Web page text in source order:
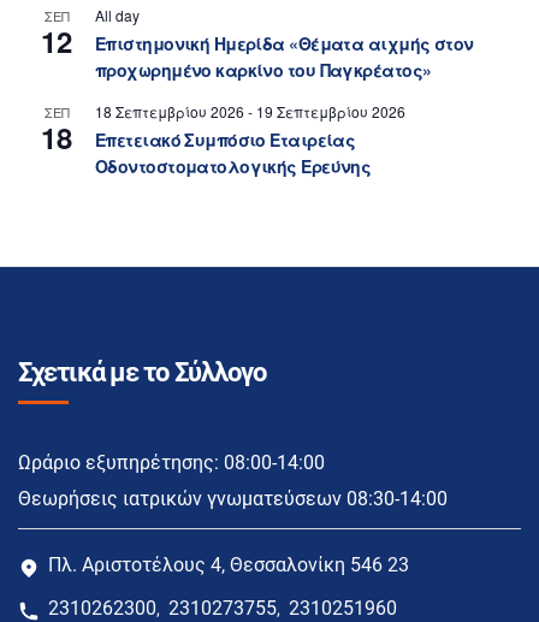
ΣΕΠ
12
All day
Επιστημονική Ημερίδα «Θέματα αιχμής στον
προχωρημένο καρκίνο του Παγκρέατος»
ΣΕΠ
18
18 Σεπτεμβρίου 2026 - 19 Σεπτεμβρίου 2026
Επετειακό Συμπόσιο Εταιρείας
Οδοντοστοματολογικής Ερεύνης
Σχετικά με το Σύλλογο
Ωράριο εξυπηρέτησης: 08:00-14:00
Θεωρήσεις ιατρικών γνωματεύσεων 08:30-14:00
Πλ. Αριστοτέλους 4, Θεσσαλονίκη 546 23
2310262300, 2310273755, 2310251960